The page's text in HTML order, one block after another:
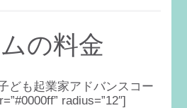
の料金
ども起業家アドバンスコー
radius=”12″]